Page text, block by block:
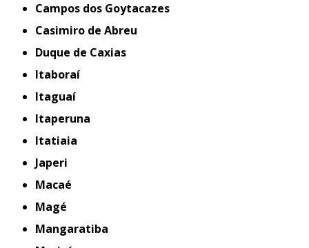
Campos dos Goytacazes
Casimiro de Abreu
Duque de Caxias
Itaboraí
Itaguaí
Itaperuna
Itatiaia
Japeri
Macaé
Magé
Mangaratiba